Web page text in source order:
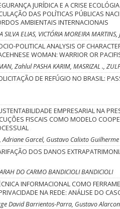
JURÍDICA E A CRISE
DAS POLÍTICAS PÚBLICAS
AMBIENTAIS INTERNACIONAIS
SILVA ELIAS, VICTÓRIA MOREIRA
POLITICAL ANALYSIS OF
WOMAN: WARRIOR OR
Zahlul PASHA KARIM, MASRIZAL .,
DE REFÚGIO NO BRASIL:
EMPRESARIAL NA
FISCAIS COMO MODELO
Adriane Garcel, Gustavo Calixto Guilherme
DOS DANOS
DO CARMO BANDICIOLI BANDICIOLI
INFORMACIONAL COMO
NA REDE: ANÁLISE DO
David Barrientos-Parra, Gustavo